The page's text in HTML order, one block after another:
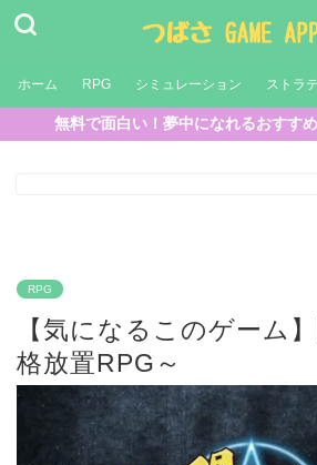
ホーム RPG シミュレーション ストラ
無料で面白い！夢中になれるおすす
RPG
【気になるこのゲーム
格放置RPG～